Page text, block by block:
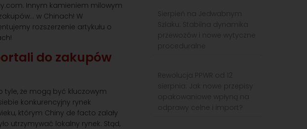
Innym kamieniem milowym
w Chinach! W
rozszerzenie artykułu o
do zakupów
tyle, że mogą być kluczowym
konkurencyjny rynek
którym Chiny de facto zalały
utrzymywać lokalny rynek. Stąd,
Sierpień na Jedwabnym
Szlaku: Stabilna dynamika
przewozów i nowe wytyczne
proceduralne
Rewolucja PPWR od 12
sierpnia: Jak nowe przepisy
opakowaniowe wpłyną na
odprawy celne i import?